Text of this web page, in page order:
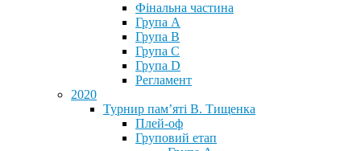
Фінальна частина
Група А
Група В
Група С
Група D
Регламент
2020
Турнир пам’яті В. Тищенка
Плей-оф
Груповий етап